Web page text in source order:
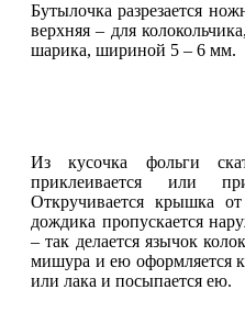
Бутылочка разрезается
верхняя – для
шарика, шириной 5 – 6 мм.
Из кусочка фольги
приклеивается или
Откручивается крышка
дождика пропускается
– так делается язычок
мишура и ею оформляется
или лака и посыпается ею.